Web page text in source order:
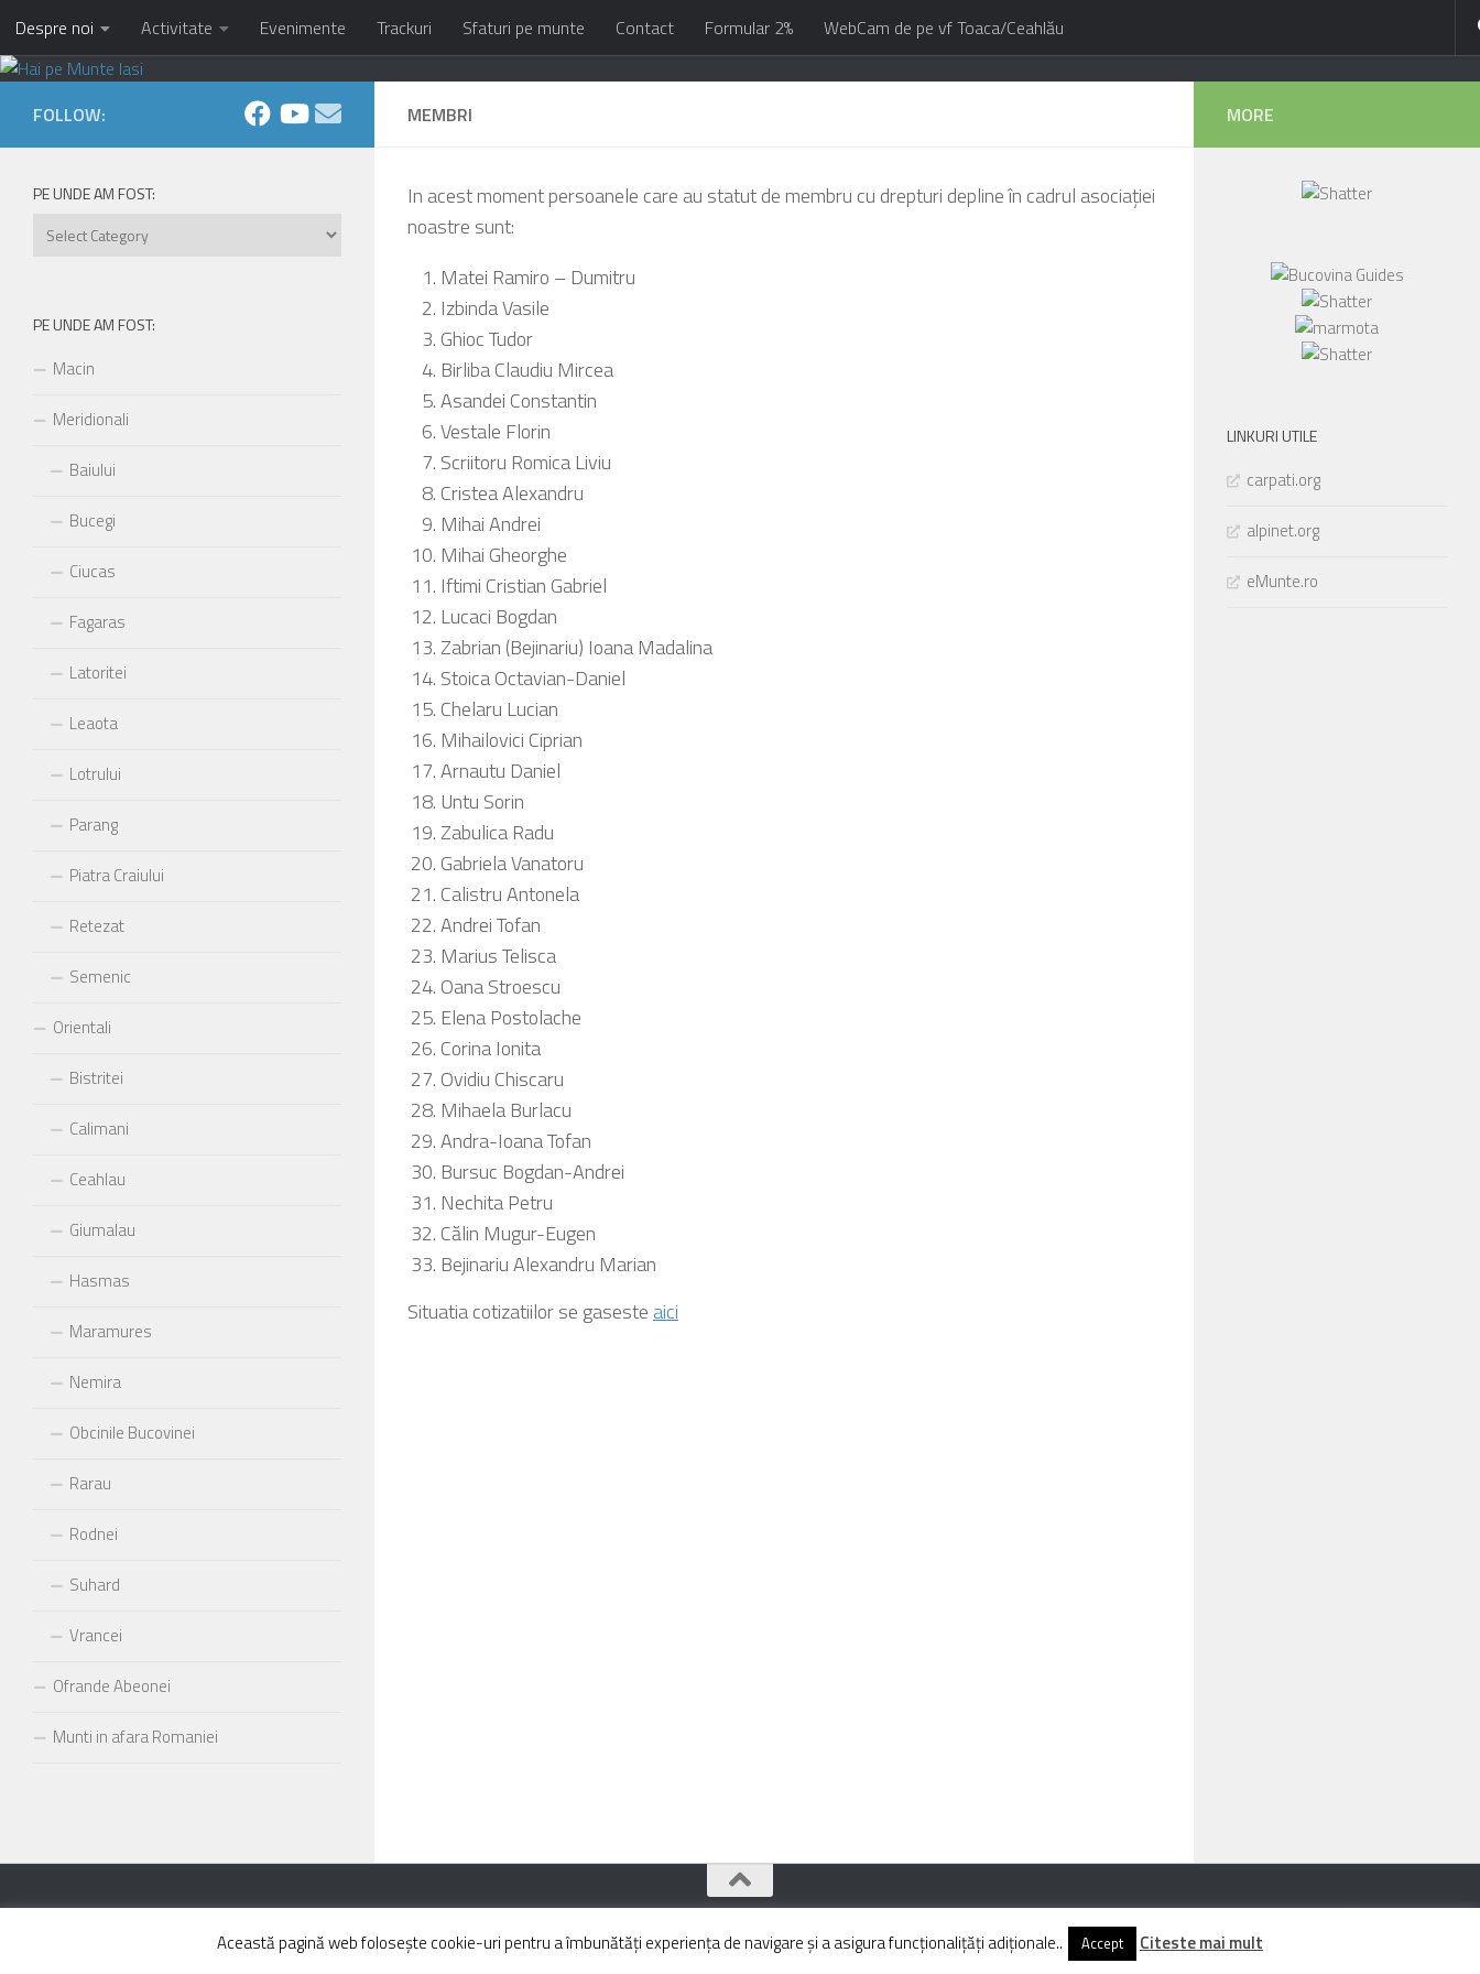
Skip to content
Despre noi Activitate Evenimente Trackuri Sfaturi pe munte Contact Formular 2% WebCam de pe vf Toaca/Ceahlău
MEMBRI
In acest moment persoanele care au statut de membru cu drepturi depline în cadrul asociației
noastre sunt:
Matei Ramiro – Dumitru
Izbinda Vasile
Ghioc Tudor
Birliba Claudiu Mircea
Asandei Constantin
Vestale Florin
Scriitoru Romica Liviu
Cristea Alexandru
Mihai Andrei
Mihai Gheorghe
Iftimi Cristian Gabriel
Lucaci Bogdan
Zabrian (Bejinariu) Ioana Madalina
Stoica Octavian-Daniel
Chelaru Lucian
Mihailovici Ciprian
Arnautu Daniel
Untu Sorin
Zabulica Radu
Gabriela Vanatoru
Calistru Antonela
Andrei Tofan
Marius Telisca
Oana Stroescu
Elena Postolache
Corina Ionita
Ovidiu Chiscaru
Mihaela Burlacu
Andra-Ioana Tofan
Bursuc Bogdan-Andrei
Nechita Petru
Călin Mugur-Eugen
Bejinariu Alexandru Marian
Situatia cotizatiilor se gaseste aici
FOLLOW:
PE UNDE AM FOST:
Pe
PE UNDE AM FOST:
Macin
Meridionali
Baiului
Bucegi
Ciucas
Fagaras
Latoritei
Leaota
Lotrului
Parang
Piatra Craiului
Retezat
Semenic
Orientali
Bistritei
Calimani
Ceahlau
Giumalau
Hasmas
Maramures
Nemira
Obcinile Bucovinei
Rarau
Rodnei
Suhard
Vrancei
Ofrande Abeonei
Munti in afara Romaniei
MORE
LINKURI UTILE
carpati.org
alpinet.org
eMunte.ro
Această pagină web folosește cookie-uri pentru a îmbunătăți experiența de navigare și a asigura funcționalițăți adiționale.. Accept Citeste mai mult